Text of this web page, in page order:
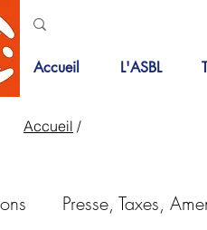
Accueil L'ASBL
Accueil /
Presse, Taxes,